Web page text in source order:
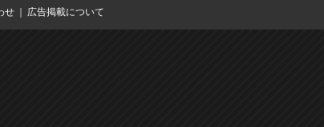
せ 広告掲載について